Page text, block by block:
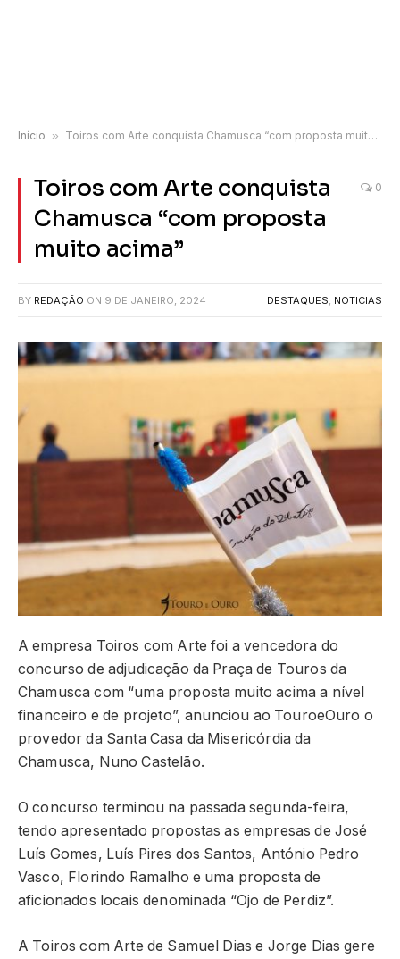
Início » Toiros com Arte conquista Chamusca “com proposta muito acima”
Toiros com Arte conquista
Chamusca “com proposta
muito acima”
0
BY REDAÇÃO ON 9 DE JANEIRO, 2024 DESTAQUES, NOTICIAS
A empresa Toiros com Arte foi a vencedora do
concurso de adjudicação da Praça de Touros da
Chamusca com “uma proposta muito acima a nível
financeiro e de projeto”, anunciou ao TouroeOuro o
provedor da Santa Casa da Misericórdia da
Chamusca, Nuno Castelão.
O concurso terminou na passada segunda-feira,
tendo apresentado propostas as empresas de José
Luís Gomes, Luís Pires dos Santos, António Pedro
Vasco, Florindo Ramalho e uma proposta de
aficionados locais denominada “Ojo de Perdiz”.
A Toiros com Arte de Samuel Dias e Jorge Dias gere